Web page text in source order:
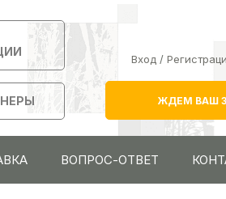
Вход /
ЖДЕМ ВАШ
ВОПРОС-ОТВЕТ